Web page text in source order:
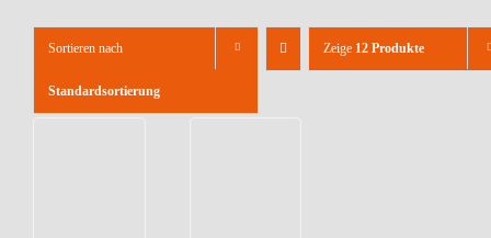
Sortieren nach
Standardsortierung
Zeige 12 Produkte